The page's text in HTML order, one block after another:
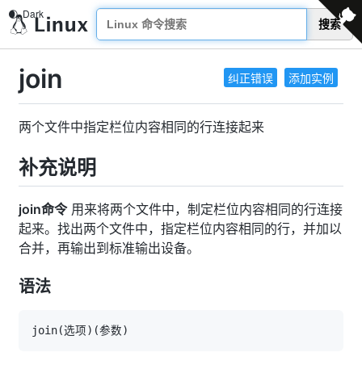
搜索
纠正错误 添加实例
join
两个文件中指定栏位内容相同的行连接起来
补充说明
join命令用来将两个文件中，制定栏位内容相同的行连接
起来。找出两个文件中，指定栏位内容相同的行，并加以
合并，再输出到标准输出设备。
语法
join(选项) (参数)